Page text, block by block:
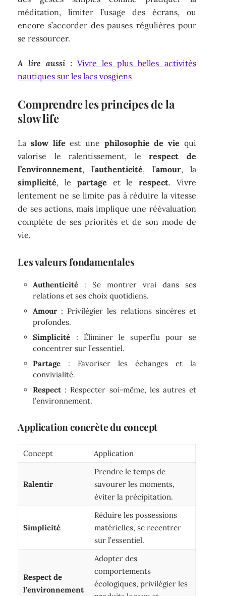
méditation, limiter l’usage des écrans, ou
encore s’accorder des pauses régulières pour
se ressourcer.
A lire aussi : Vivre les plus belles activités
nautiques sur les lacs vosgiens
Comprendre les principes de la
slow life
Laslow life est une philosophie de vie qui
valorise le ralentissement, lerespect de
l’environnement, l’authenticité, l’amour, la
simplicité, le partage et le respect. Vivre
lentement ne se limite pas à réduire la vitesse
de ses actions, mais implique une réévaluation
complète de ses priorités et de son mode de
vie.
Les valeurs fondamentales
Authenticité : Se montrer vrai dans ses
relations et ses choix quotidiens.
Amour : Privilégier les relations sincères et
profondes.
Simplicité : Éliminer le superflu pour se
concentrer sur l’essentiel.
Partage : Favoriser les échanges et la
convivialité.
Respect: Respecter soi-même, les autres et
l’environnement.
Application concrète du concept
Concept Application
Ralentir
Prendre le temps de
savourer les moments,
éviter la précipitation.
Simplicité
Réduire les possessions
matérielles, se recentrer
sur l’essentiel.
Respect de
l’environnement
Adopter des
comportements
écologiques, privilégier les